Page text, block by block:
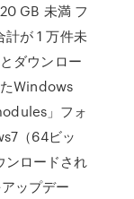
GB 未満 フ
が 1 万件未
ダウンロー
Windows
」フォ
（64ビッ
ンロードされ
ップデー